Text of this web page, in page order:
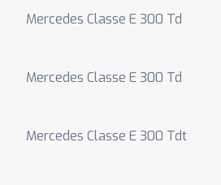
Mercedes Classe E 300 Td
Mercedes Classe E 300 Td
Mercedes Classe E 300 Tdt